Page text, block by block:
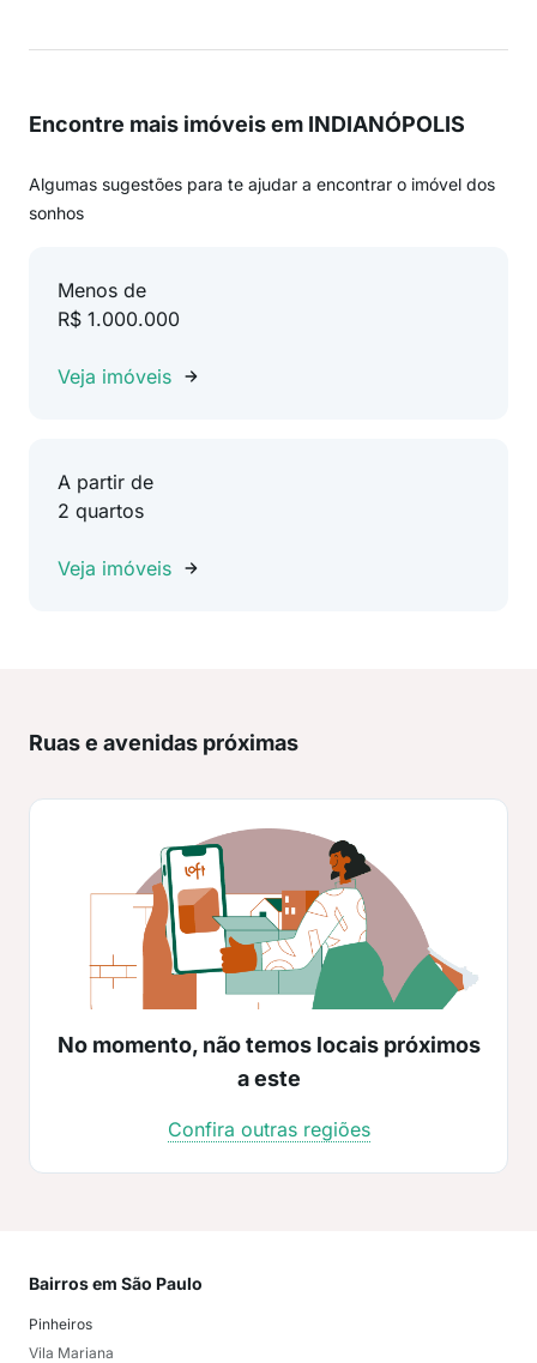
Encontre mais imóveis em INDIANÓPOLIS
Algumas sugestões para te ajudar a encontrar o imóvel dos
sonhos
Menos de
R$ 1.000.000
Veja imóveis
A partir de
2 quartos
Veja imóveis
Ruas e avenidas próximas
No momento, não temos locais próximos
a este
Confira outras regiões
Bairros em São Paulo
Pinheiros
Vila Mariana